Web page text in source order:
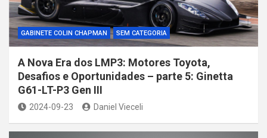
GABINETE COLIN CHAPMAN SEM CATEGORIA
A Nova Era dos LMP3: Motores Toyota,
Desafios e Oportunidades – parte 5: Ginetta
G61-LT-P3 Gen III
2024-09-23 Daniel Vieceli